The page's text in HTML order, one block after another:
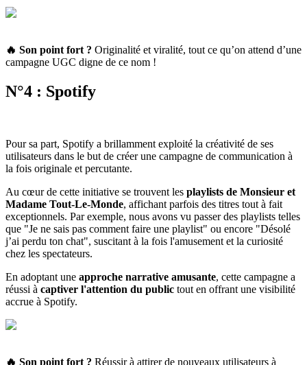
🔥 Son point fort ? Originalité et viralité, tout ce qu’on attend d’une
campagne UGC digne de ce nom !
N°4 : Spotify
Pour sa part, Spotify a brillamment exploité la créativité de ses
utilisateurs dans le but de créer une campagne de communication à
la fois originale et percutante.
Au cœur de cette initiative se trouvent les playlists de Monsieur et
Madame Tout-Le-Monde, affichant parfois des titres tout à fait
exceptionnels. Par exemple, nous avons vu passer des playlists telles
que "Je ne sais pas comment faire une playlist" ou encore "Désolé
j’ai perdu ton chat", suscitant à la fois l'amusement et la curiosité
chez les spectateurs.
En adoptant une approche narrative amusante, cette campagne a
réussi à captiver l'attention du public tout en offrant une visibilité
accrue à Spotify.
🔥 Son point fort ? Réussir à attirer de nouveaux utilisateurs à